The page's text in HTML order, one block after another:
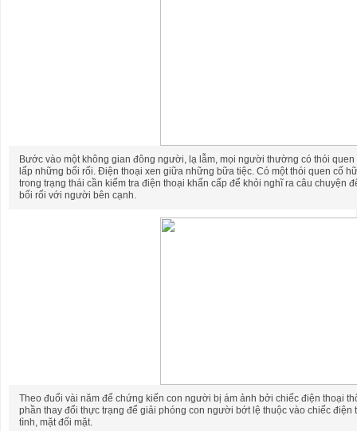
Bước vào một không gian đông người, lạ lẫm, mọi người thường có thói
lấp những bối rối. Điện thoại xen giữa những bữa tiệc. Có một thói quen cố
trong trạng thái cần kiểm tra điện thoại khẩn cấp để khỏi nghĩ ra câu chuyện
bối rối với người bên cạnh.
Theo đuổi vài năm để chứng kiến con người bị ám ảnh bởi chiếc điện thoại
phần thay đổi thực trạng để giải phóng con người bớt lệ thuộc vào chiếc điện
tình, mặt đối mặt.